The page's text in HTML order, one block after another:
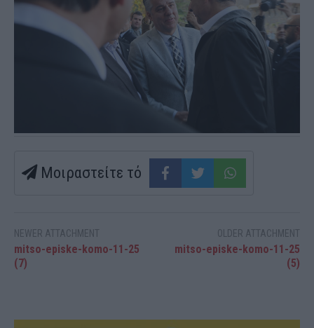
Μοιραστείτε τό
NEWER ATTACHMENT
mitso-episke-komo-11-25
(7)
OLDER ATTACHMENT
mitso-episke-komo-11-25
(5)